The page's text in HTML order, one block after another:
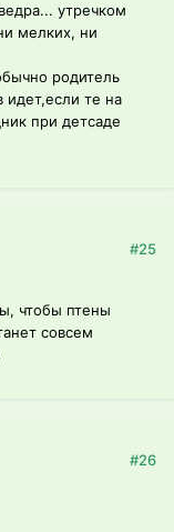
утречком
мелких, ни
родитель
идет,если те на
при детсаде
#25
чтобы птены
совсем
#26